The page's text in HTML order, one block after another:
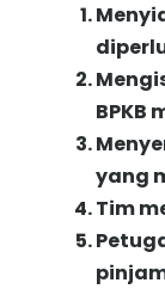
BPKB
yang
Tim